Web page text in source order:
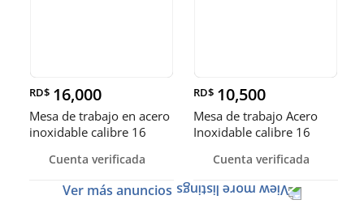
RD$ 16,000
Mesa de trabajo en acero
inoxidable calibre 16
Cuenta verificada
RD$ 10,500
Mesa de trabajo Acero
Inoxidable calibre 16
Cuenta verificada
Ver más anuncios